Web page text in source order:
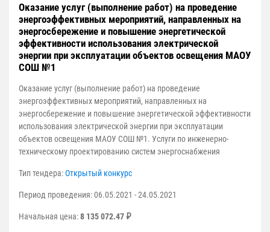
Оказание услуг (выполнение работ) на проведение
энергоэффективных мероприятий, направленных на
энергосбережение и повышение энергетической
эффективности использования электрической
энергии при эксплуатации объектов освещения МАОУ
СОШ №1
Оказание услуг (выполнение работ) на проведение
энергоэффективных мероприятий, направленных на
энергосбережение и повышение энергетической эффективности
использования электрической энергии при эксплуатации
объектов освещения МАОУ СОШ №1. Услуги по инженерно-
техническому проектированию систем энергоснабжения
Тип тендера:Открытый конкурс
Период проведения: 06.05.2021 - 24.05.2021
Начальная цена:8 135 072.47 ₽